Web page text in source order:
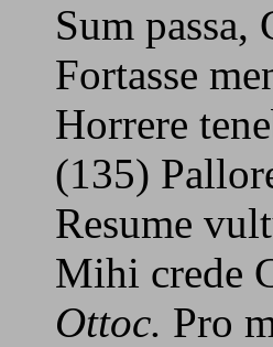
Sum passa,
Fortasse
Horrere
(135)
Resume
Mihi crede
Ottoc. Pro